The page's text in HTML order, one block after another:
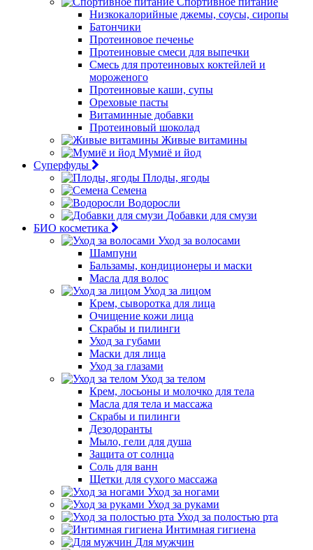
Низкокалорийные джемы, соусы, сиропы
Батончики
Протеиновое печенье
Протеиновые смеси для выпечки
Смесь для протеиновых коктейлей и
мороженого
Протеиновые каши, супы
Ореховые пасты
Витаминные добавки
Протеиновый шоколад
Живые витамины
Мумиё и йод
Суперфуды
Плоды, ягоды
Семена
Водоросли
Добавки для смузи
БИО косметика
Уход за волосами
Шампуни
Бальзамы, кондиционеры и маски
Масла для волос
Уход за лицом
Крем, сыворотка для лица
Очищение кожи лица
Скрабы и пилинги
Уход за губами
Маски для лица
Уход за глазами
Уход за телом
Крем, лосьоны и молочко для тела
Масла для тела и массажа
Скрабы и пилинги
Дезодоранты
Мыло, гели для душа
Защита от солнца
Соль для ванн
Щетки для сухого массажа
Уход за ногами
Уход за руками
Уход за полостью рта
Интимная гигиена
Для мужчин